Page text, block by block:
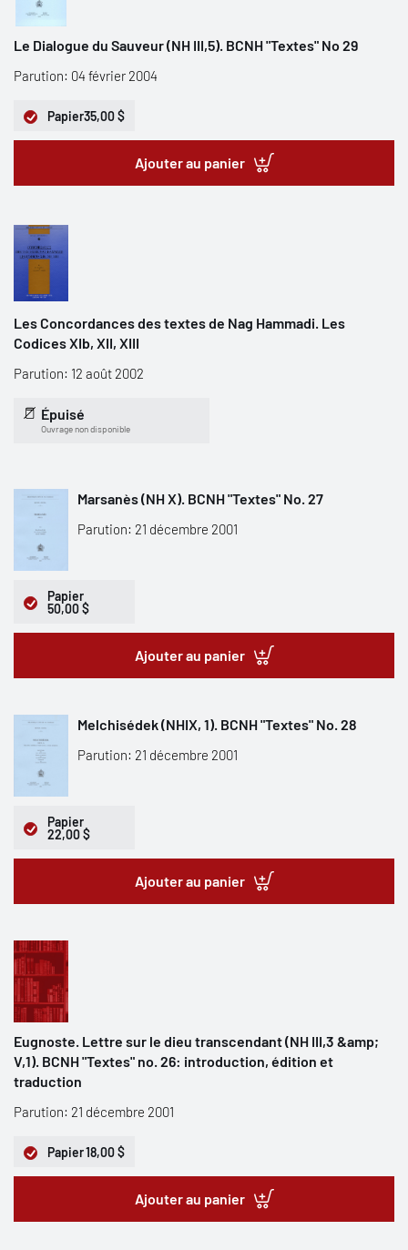
Le Dialogue du Sauveur (NH III,5). BCNH "Textes" No 29
Parution: 04 février 2004
Papier35,00 $
Ajouter au panier
Les Concordances des textes de Nag Hammadi. Les
Codices XIb, XII, XIII
Parution: 12 août 2002
Épuisé
Ouvrage non disponible
Marsanès (NH X). BCNH "Textes" No. 27
Parution: 21 décembre 2001
Papier
50,00 $
Ajouter au panier
Melchisédek (NHIX, 1). BCNH "Textes" No. 28
Parution: 21 décembre 2001
Papier
22,00 $
Ajouter au panier
Eugnoste. Lettre sur le dieu transcendant (NH III,3 &amp;
V,1). BCNH "Textes" no. 26: introduction, édition et
traduction
Parution: 21 décembre 2001
Papier18,00 $
Ajouter au panier